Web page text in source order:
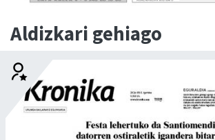
Aldizkari gehiago